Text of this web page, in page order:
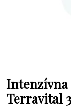
Intenzívna
Terravital